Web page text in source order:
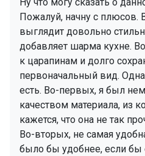
Пожалуй, начну с плюсов.
выглядит довольно
добавляет шарма кухне.
к царапинам и долго
первоначальный вид.
есть. Во-первых, я был
качеством материала, из
кажется, что она не так
Во-вторых, не самая
было бы удобнее, если бы